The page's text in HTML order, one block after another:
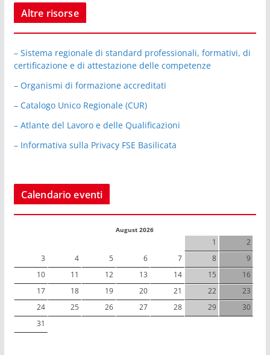
Altre risorse
– Sistema regionale di standard professionali, formativi, di
certificazione e di attestazione delle competenze
– Organismi di formazione accreditati
– Catalogo Unico Regionale (CUR)
– Atlante del Lavoro e delle Qualificazioni
– Informativa sulla Privacy FSE Basilicata
Calendario eventi
August 2026
1
2
3
4 5 6 7 8
9
10
11 12 13 14 15
16
17
18 19 20 21 22
23
24
25 26 27 28 29
30
31